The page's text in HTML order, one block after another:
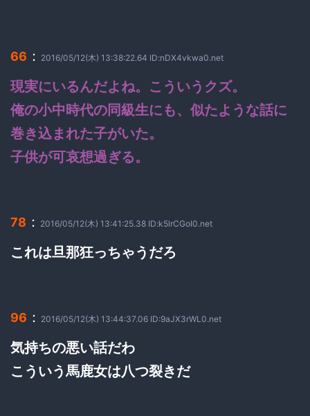
66 ： 2016/05/12(木) 13:38:22.64 ID:nDX4vkwa0.net
現実にいるんだよね。こういうクズ。
俺の小中時代の同級生にも、似たような話に
巻き込まれた子がいた。
子供が可哀想過ぎる。
78 ： 2016/05/12(木) 13:41:25.38 ID:k5lrCGoI0.net
これは旦那狂っちゃうだろ
96 ： 2016/05/12(木) 13:44:37.06 ID:9aJX3rWL0.net
気持ちの悪い話だわ
こういう馬鹿女は八つ裂きだ